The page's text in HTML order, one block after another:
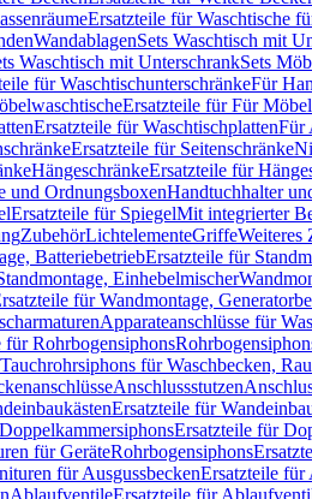
Ersatzteile für Waschtische
WandablagenSets Waschtisch mit
Waschtisch mit UnterschrankSets
für WaschtischunterschränkeFür
Ersatzteile für Für
Ersatzteile für WaschtischplattenFür
Ersatzteile für Seitenschränke
HängeschränkeErsatzteile für
und OrdnungsboxenHandtuchhalter
Ersatzteile für SpiegelMit integrierter
ZubehörLichtelementeGriffeWeiteres
BatteriebetriebErsatzteile für
Einhebelmischer
für Wandmontage,
Apparateanschlüsse für
für Rohrbogensiphons
Tauchrohrsiphons für Waschbecken,
Anschlussstutzen
Ersatzteile für
DoppelkammersiphonsErsatzteile für
für GeräteRohrbogensiphons
für AusgussbeckenErsatzteile für
AblaufventileErsatzteile für